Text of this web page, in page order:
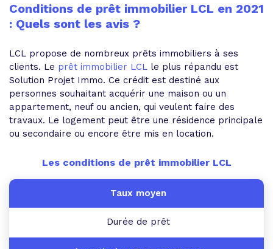
Conditions de prêt immobilier LCL en 2021
: Quels sont les avis ?
LCL propose de nombreux prêts immobiliers à ses
clients. Le prêt immobilier LCL le plus répandu est
Solution Projet Immo. Ce crédit est destiné aux
personnes souhaitant acquérir une maison ou un
appartement, neuf ou ancien, qui veulent faire des
travaux. Le logement peut être une résidence principale
ou secondaire ou encore être mis en location.
Les conditions de prêt immobilier LCL
Durée de prêt